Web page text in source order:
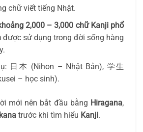
chữ viết tiếng Nhật.
2,000 – 3,000 chữ Kanji phổ
được sử dụng trong đời sống hàng
日本 (Nihon – Nhật Bản), 学生
– học sinh).
mới nên bắt đầu bằng Hiragana,
trước khi tìm hiểu Kanji.